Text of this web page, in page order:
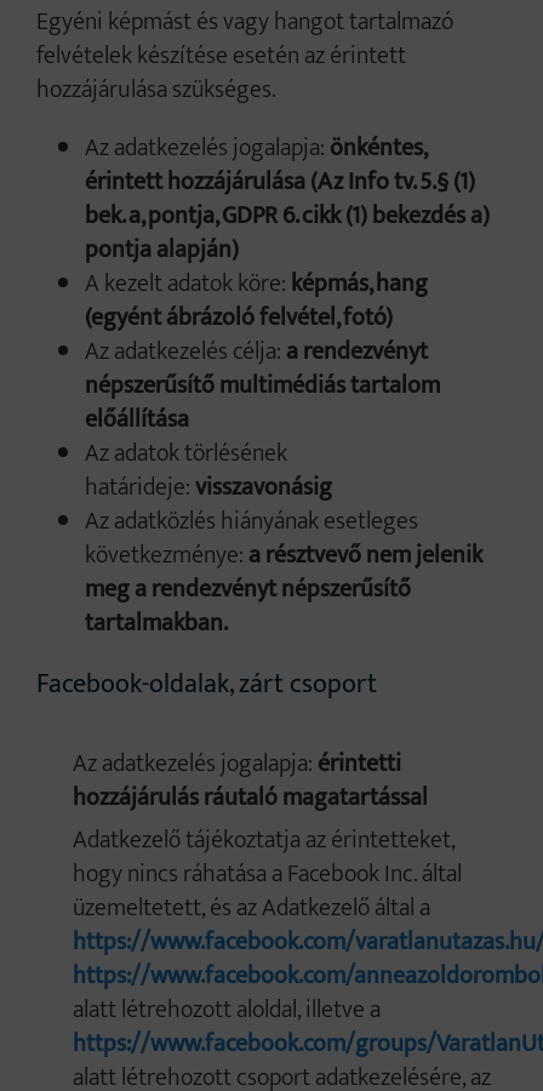
Egyéni képmást és vagy hangot tartalmazó
felvételek készítése esetén az érintett
hozzájárulása szükséges.
Az adatkezelés jogalapja:önkéntes,
érintett hozzájárulása (Az Info tv. 5.§ (1)
bek. a, pontja, GDPR 6. cikk (1) bekezdés a)
pontja alapján)
A kezelt adatok köre:képmás, hang
(egyént ábrázoló felvétel, fotó)
Az adatkezelés célja:a rendezvényt
népszerűsítő multimédiás tartalom
előállítása
Az adatok törlésének
határideje:visszavonásig
Az adatközlés hiányának esetleges
következménye:a résztvevő nem jelenik
meg a rendezvényt népszerűsítő
tartalmakban.
Facebook-oldalak, zárt csoport
Az adatkezelés jogalapja:érintetti
hozzájárulás ráutaló magatartással
Adatkezelő tájékoztatja az érintetteket,
hogy nincs ráhatása a Facebook Inc. által
üzemeltetett, és az Adatkezelő által a
https://www.facebook.com/
https://www.facebook.com/
alatt létrehozott aloldal, illetve a
https://www.facebook.com/groups/
alatt létrehozott csoport adatkezelésére, az